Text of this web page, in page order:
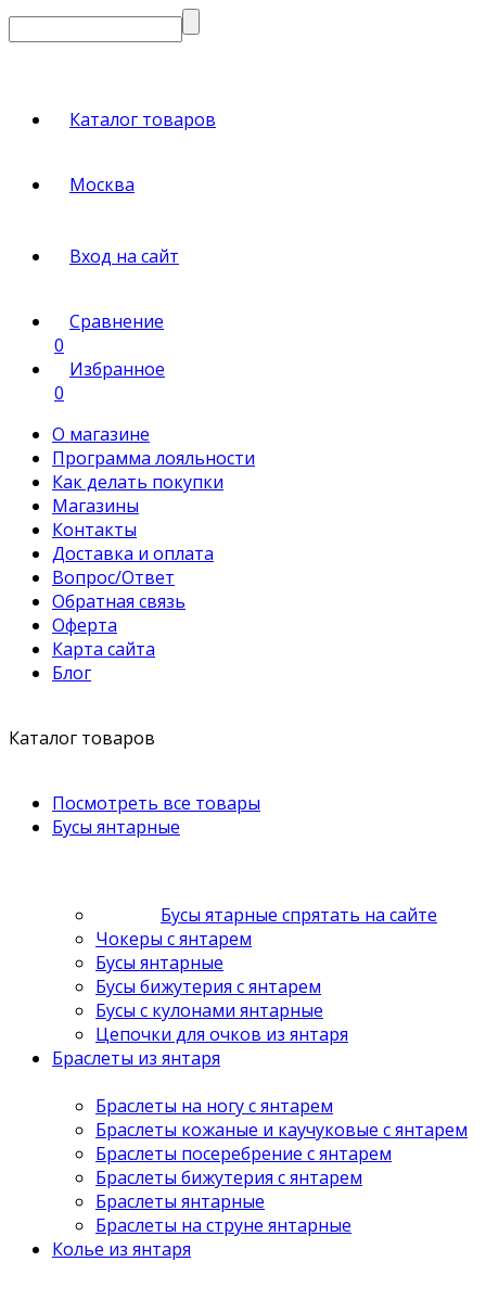
Каталог товаров
Москва
Вход на сайт
Сравнение
0
Избранное
0
О магазине
Программа лояльности
Как делать покупки
Магазины
Контакты
Доставка и оплата
Вопрос/Ответ
Обратная связь
Оферта
Карта сайта
Блог
Каталог товаров
Посмотреть все товары
Бусы янтарные
Бусы ятарные спрятать на сайте
Чокеры с янтарем
Бусы янтарные
Бусы бижутерия с янтарем
Бусы с кулонами янтарные
Цепочки для очков из янтаря
Браслеты из янтаря
Браслеты на ногу с янтарем
Браслеты кожаные и каучуковые с янтарем
Браслеты посеребрение с янтарем
Браслеты бижутерия с янтарем
Браслеты янтарные
Браслеты на струне янтарные
Колье из янтаря